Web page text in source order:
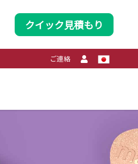
クイック見積もり
ご連絡